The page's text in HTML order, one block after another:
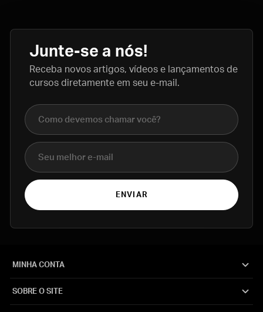
Junte-se a nós!
Receba novos artigos, vídeos e lançamentos de
cursos diretamente em seu e-mail.
Nome completo
E-mail
ENVIAR
MINHA CONTA
SOBRE O SITE